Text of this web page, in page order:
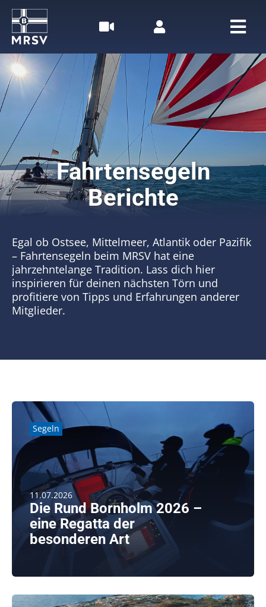
Zum
Inhalt
springen
Home
Rudern
Segeln
Der MRSV
Aktuelles
Termine
Kontakt
SUCHE
NACH:
Fahrtensegeln
Berichte
Egal ob Ostsee, Mittelmeer, Atlantik oder Pazifik
– Fahrtensegeln beim MRSV hat eine
jahrzehntelange Tradition. Lass dich hier
inspirieren für deinen nächsten Törn und
profitiere von Tipps und Erfahrungen anderer
Mitglieder.
Segeln
11.07.2026
Die Rund Bornholm 2026 –
eine Regatta der
besonderen Art